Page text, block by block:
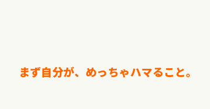
まず自分が、めっちゃハマること。